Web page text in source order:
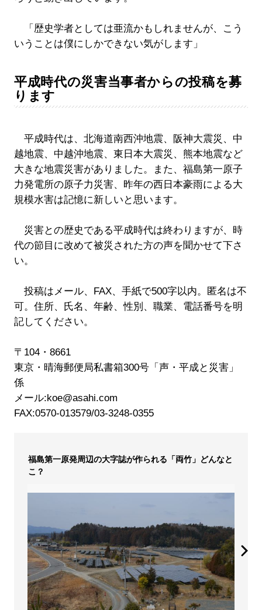
「歴史学者としては亜流かもしれませんが、こう
いうことは僕にしかできない気がします」
平成時代の災害当事者からの投稿を募
ります
平成時代は、北海道南西沖地震、阪神大震災、中
越地震、中越沖地震、東日本大震災、熊本地震など
大きな地震災害がありました。また、福島第一原子
力発電所の原子力災害、昨年の西日本豪雨による大
規模水害は記憶に新しいと思います。
災害との歴史である平成時代は終わりますが、時
代の節目に改めて被災された方の声を聞かせて下さ
い。
投稿はメール、FAX、手紙で500字以内。匿名は不
可。住所、氏名、年齢、性別、職業、電話番号を明
記してください。
〒104・8661
東京・晴海郵便局私書箱300号「声・平成と災害」
係
メール:koe@asahi.com
FAX:0570-013579/03-3248-0355
福島第一原発周辺の大字誌が作られる「両竹」どんなと
こ？